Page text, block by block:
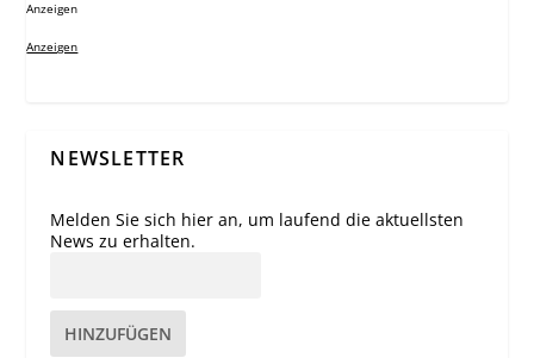
Anzeigen
Anzeigen
NEWSLETTER
Melden Sie sich hier an, um laufend die aktuellsten
News zu erhalten.
HINZUFÜGEN